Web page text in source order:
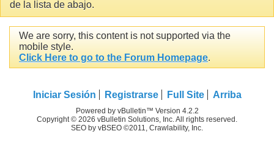
de la lista de abajo.
We are sorry, this content is not supported via the
mobile style.
Click Here to go to the Forum Homepage.
Iniciar Sesión Registrarse Full Site Arriba
Powered by vBulletin™ Version 4.2.2
Copyright © 2026 vBulletin Solutions, Inc. All rights reserved.
SEO by vBSEO ©2011, Crawlability, Inc.